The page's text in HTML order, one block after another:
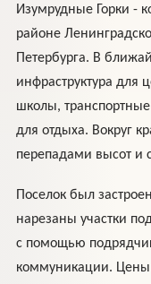
Изумрудные Горки -
районе
Петербурга. В
инфраструктура для
школы,
для отдыха. Вокруг
перепадами высот и
Поселок был
нарезаны участки
с помощью
коммуникации.